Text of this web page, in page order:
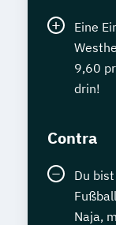
Eine
9,60
drin!
Contra
Du
Naja,